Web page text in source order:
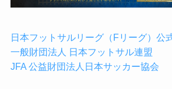
日本フットサルリーグ（Fリーグ）公
一般財団法人 日本フットサル連盟
JFA 公益財団法人日本サッカー協会